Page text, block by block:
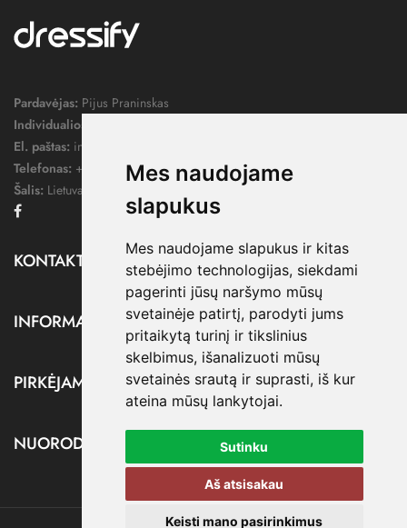
Mes naudojame
slapukus
Mes naudojame slapukus ir kitas
stebėjimo technologijas, siekdami
pagerinti jūsų naršymo mūsų
svetainėje patirtį, parodyti jums
pritaikytą turinį ir tikslinius
skelbimus, išanalizuoti mūsų
svetainės srautą ir suprasti, iš kur
ateina mūsų lankytojai.
Sutinku
Aš atsisakau
Keisti mano pasirinkimus
Pardavėjas: Pijus Praninskas
Individualios veiklos pažymos nr.:
El. paštas: info@dressify.lt
Telefonas: +370 676 78578
Šalis: Lietuva
KONTAKTAI
INFORMACIJA
PIRKĖJAMS
NUORODOS